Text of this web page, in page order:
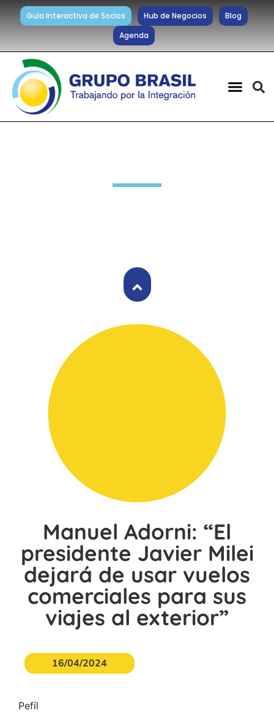
Guía Interactiva de Socios Hub de Negocios
Blog
Agenda
Manuel Adorni: “El
presidente Javier Milei
dejará de usar vuelos
comerciales para sus
viajes al exterior”
16/04/2024
Pefíl